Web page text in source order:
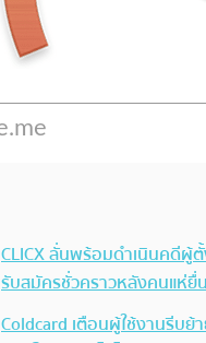
CLICX ลั่นพร้อมดำเนินคดี
รับสมัครชั่วคราวหลังคนแห่ยื่
Coldcard เตือนผู้ใช้งานรีบ